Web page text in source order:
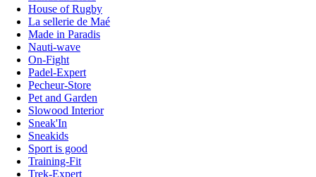
House of Rugby
La sellerie de Maé
Made in Paradis
Nauti-wave
On-Fight
Padel-Expert
Pecheur-Store
Pet and Garden
Slowood Interior
Sneak'In
Sneakids
Sport is good
Training-Fit
Trek-Expert